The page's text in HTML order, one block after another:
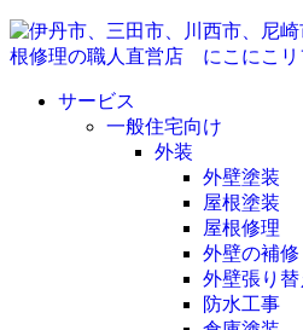
サービス
一般住宅向け
外装
外壁塗装
屋根塗装
屋根修理
外壁の補修
外壁張り
防水工事